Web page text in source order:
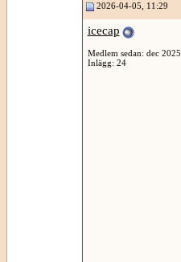
2026-04-05, 11:29
icecap
Medlem sedan: dec 2025
Inlägg: 24